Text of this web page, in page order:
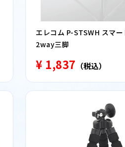
エレコム P-STSWH スマ
2way三脚
¥ 1,837 （税込）